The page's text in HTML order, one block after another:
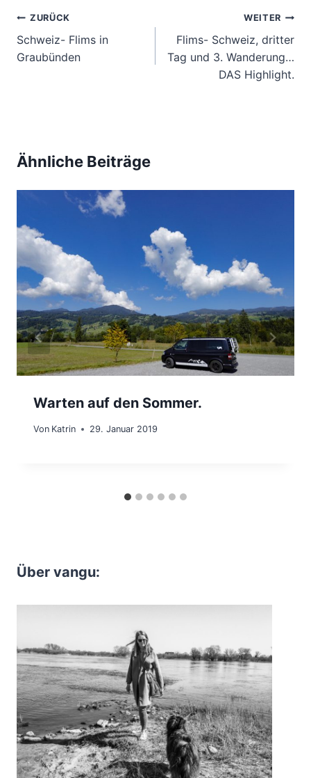
Beitragsnavigation
ZURÜCK
Schweiz- Flims in
Graubünden
WEITER
Flims- Schweiz, dritter
Tag und 3. Wanderung…
DAS Highlight.
Ähnliche Beiträge
Warten auf den Sommer.
Von Katrin 29. Januar 2019
Über vangu: